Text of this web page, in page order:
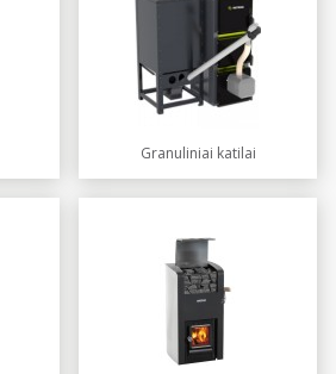
Granuliniai katilai